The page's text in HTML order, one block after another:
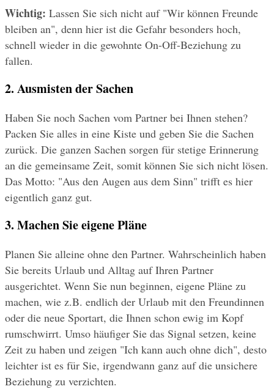
Wichtig: Lassen Sie sich nicht auf "Wir können Freunde
bleiben an", denn hier ist die Gefahr besonders hoch,
schnell wieder in die gewohnte On-Off-Beziehung zu
fallen.
2. Ausmisten der Sachen
Haben Sie noch Sachen vom Partner bei Ihnen stehen?
Packen Sie alles in eine Kiste und geben Sie die Sachen
zurück. Die ganzen Sachen sorgen für stetige Erinnerung
an die gemeinsame Zeit, somit können Sie sich nicht lösen.
Das Motto: "Aus den Augen aus dem Sinn" trifft es hier
eigentlich ganz gut.
3. Machen Sie eigene Pläne
Planen Sie alleine ohne den Partner. Wahrscheinlich haben
Sie bereits Urlaub und Alltag auf Ihren Partner
ausgerichtet. Wenn Sie nun beginnen, eigene Pläne zu
machen, wie z.B. endlich der Urlaub mit den Freundinnen
oder die neue Sportart, die Ihnen schon ewig im Kopf
rumschwirrt. Umso häufiger Sie das Signal setzen, keine
Zeit zu haben und zeigen "Ich kann auch ohne dich", desto
leichter ist es für Sie, irgendwann ganz auf die unsichere
Beziehung zu verzichten.